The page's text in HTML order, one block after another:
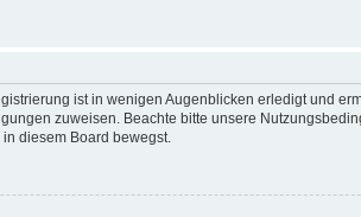
ist in wenigen Augenblicken erledigt und
zuweisen. Beachte bitte unsere
diesem Board bewegst.